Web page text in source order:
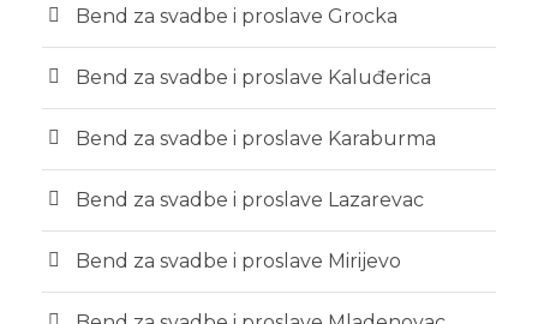
Bend za svadbe i proslave Grocka
Bend za svadbe i proslave Kaluđerica
Bend za svadbe i proslave Karaburma
Bend za svadbe i proslave Lazarevac
Bend za svadbe i proslave Mirijevo